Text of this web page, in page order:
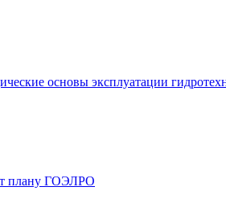
основы эксплуатации
плану ГОЭЛРО